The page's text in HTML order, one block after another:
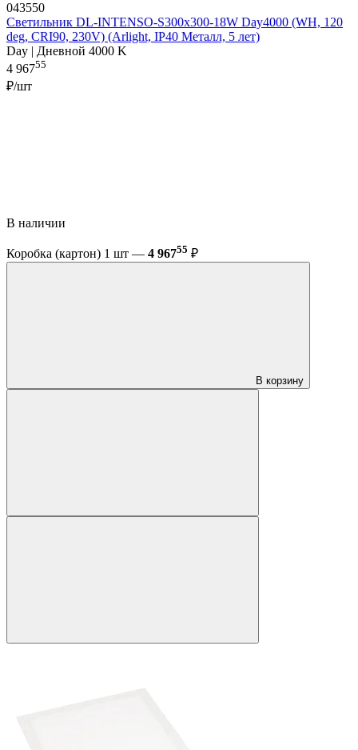
043550
Светильник DL-INTENSO-S300x300-18W Day4000 (WH, 120
deg, CRI90, 230V) (Arlight, IP40 Металл, 5 лет)
Day | Дневной 4000 K
4 96755
₽/шт
В наличии
Коробка (картон) 1 шт — 4 96755 ₽
В корзину